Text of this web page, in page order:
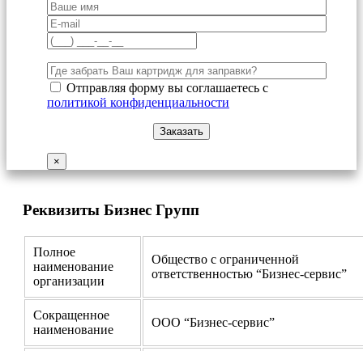
Отправляя форму вы соглашаетесь с
политикой конфиденциальности
×
Реквизиты Бизнес Групп
Полное
наименование
организации
Общество с ограниченной
ответственностью “Бизнес-сервис”
Сокращенное
наименование
ООО “Бизнес-сервис”